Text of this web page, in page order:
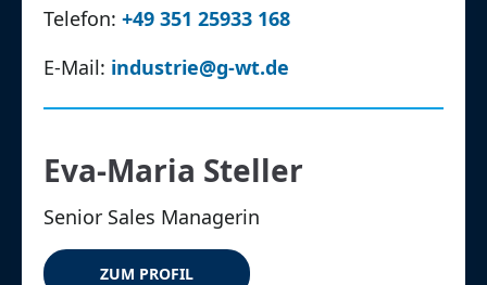
Telefon:+49 351 25933 168
E-Mail: industrie@g-wt.de
Eva-Maria Steller
Senior Sales Managerin
ZUM PROFIL